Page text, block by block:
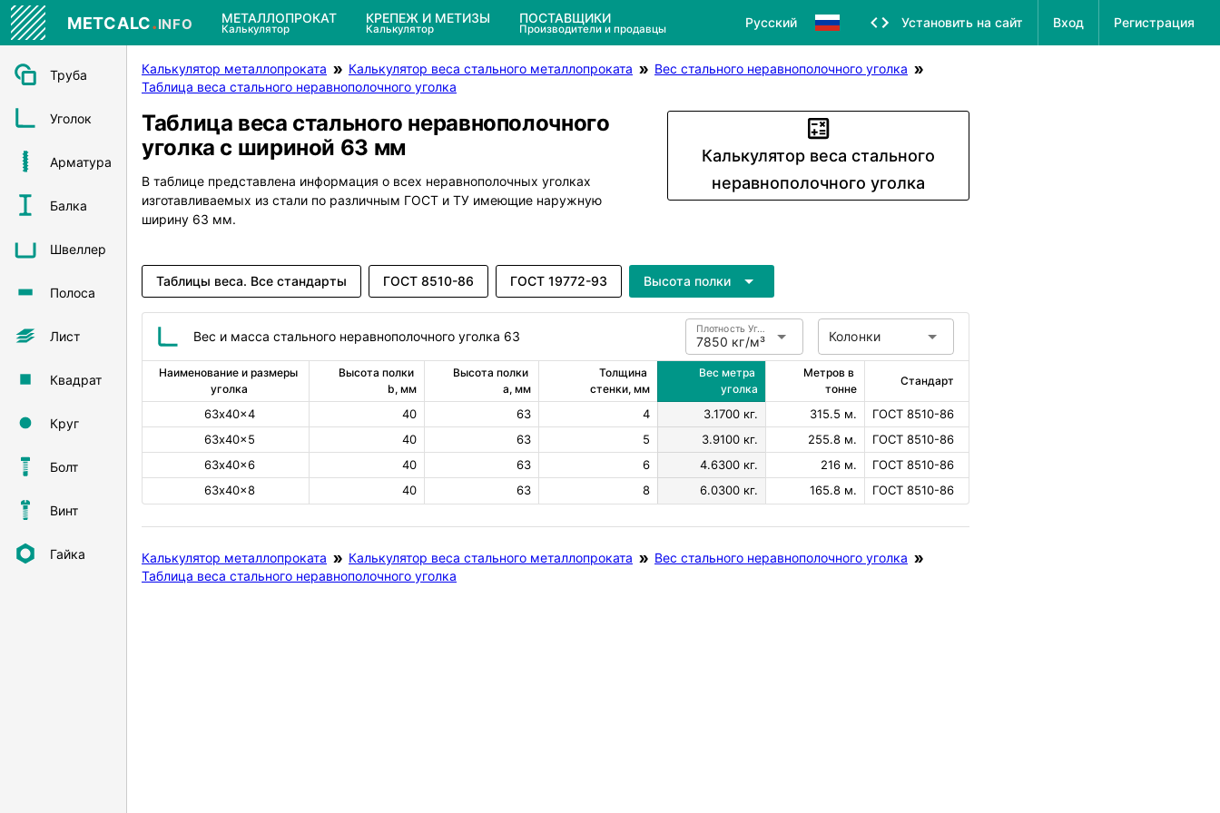
METCALC.INFO МЕТАЛЛОПРОКАТ
Калькулятор
КРЕПЕЖ И МЕТИЗЫ
Калькулятор
ПОСТАВЩИКИ
Производители и продавцы Русский Установить на сайт Вход Регистрация
Труба
Уголок
Арматура
Балка
Швеллер
Полоса
Лист
Квадрат
Круг
Болт
Винт
Гайка
Калькулятор металлопроката Калькулятор веса стального металлопроката
Вес стального неравнополочного уголка
Таблица веса стального неравнополочного уголка
Таблица веса стального неравнополочного
уголка с шириной 63 мм
В таблице представлена информация о всех неравнополочных уголках
изготавливаемых из стали по различным ГОСТ и ТУ имеющие наружную
ширину 63 мм.
Калькулятор веса стального
неравнополочного уголка
Таблицы веса. Все стандарты ГОСТ 8510-86 ГОСТ 19772-93 Высота полки
Вес и масса стального неравнополочного уголка 63 7850 кг/м³
Плотность Углеродистая сталь Колонки
Наименование и размеры
уголка
Высота полки
b, мм
Высота полки
a, мм
Толщина
стенки, мм
Вес метра
уголка
Метров в
тонне
Стандарт
63х40×4 40 63 4 3.1700 кг. 315.5 м.
ГОСТ 8510-86
63х40×5
40 63 5 3.9100 кг. 255.8 м.
ГОСТ 8510-86
63х40×6
40 63 6 4.6300 кг. 216 м.
ГОСТ 8510-86
63х40×8
40 63 8 6.0300 кг. 165.8 м. ГОСТ 8510-86
Калькулятор металлопроката Калькулятор веса стального металлопроката
Вес стального неравнополочного уголка
Таблица веса стального неравнополочного уголка